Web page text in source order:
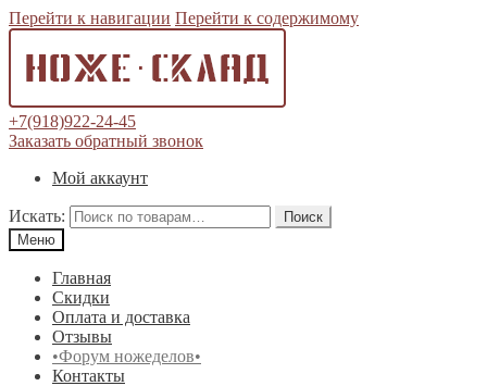
Перейти к навигации Перейти к содержимому
+7(918)922-24-45
Заказать обратный звонок
Мой аккаунт
Искать:
Поиск
Меню
Главная
Скидки
Оплата и доставка
Отзывы
•Форум ножеделов•
Контакты